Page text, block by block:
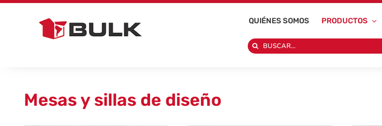
Skip
QUIÉNES SOMOS PRODUCTOS
Search
for:
Mesas y sillas de diseño